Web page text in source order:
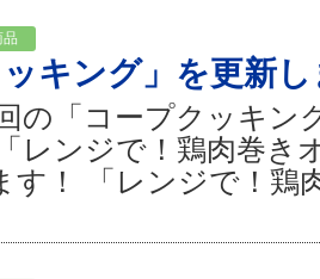
品
ッキング」を更新
の「コープクッキン
レンジで！鶏肉巻き
す！ 「レンジで！鶏